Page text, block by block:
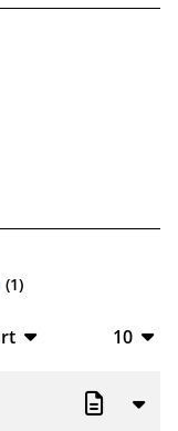
(1)
10
20